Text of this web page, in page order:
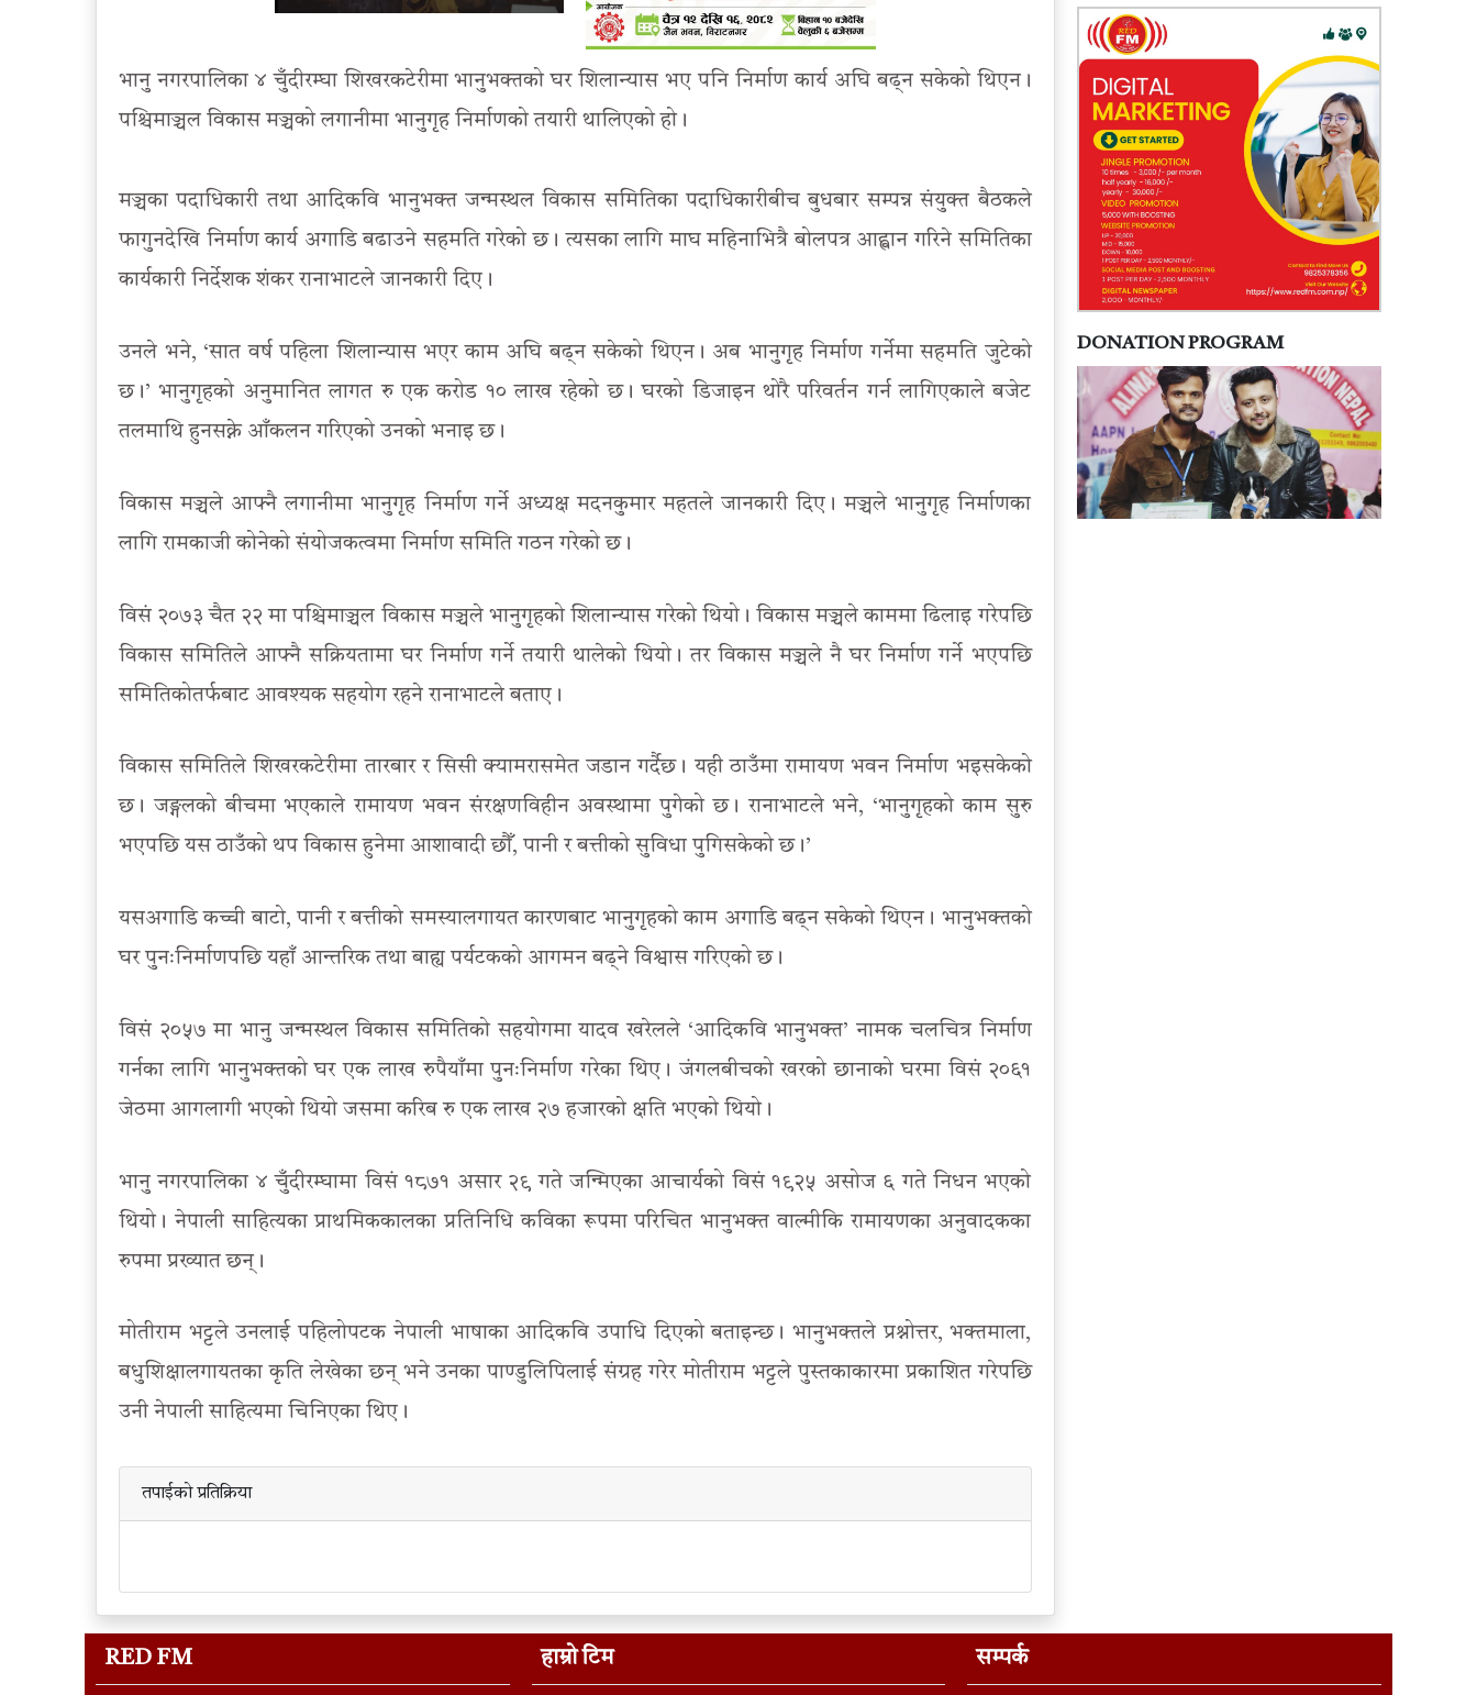
भानु नगरपालिका ४ चुँदीरम्घा शिखरकटेरीमा भानुभक्तको घर शिलान्यास भए पनि निर्माण कार्य अघि बढ्न सकेको थिएन।
पश्चिमाञ्चल विकास मञ्चको लगानीमा भानुगृह निर्माणको तयारी थालिएको हो।
मञ्चका पदाधिकारी तथा आदिकवि भानुभक्त जन्मस्थल विकास समितिका पदाधिकारीबीच बुधबार सम्पन्न संयुक्त बैठकले
फागुनदेखि निर्माण कार्य अगाडि बढाउने सहमति गरेको छ। त्यसका लागि माघ महिनाभित्रै बोलपत्र आह्वान गरिने समितिका
कार्यकारी निर्देशक शंकर रानाभाटले जानकारी दिए।
उनले भने, ‘सात वर्ष पहिला शिलान्यास भएर काम अघि बढ्न सकेको थिएन। अब भानुगृह निर्माण गर्नेमा सहमति जुटेको
छ।’ भानुगृहको अनुमानित लागत रु एक करोड १० लाख रहेको छ। घरको डिजाइन थोरै परिवर्तन गर्न लागिएकाले बजेट
तलमाथि हुनसक्ने आँकलन गरिएको उनको भनाइ छ।
विकास मञ्चले आफ्नै लगानीमा भानुगृह निर्माण गर्ने अध्यक्ष मदनकुमार महतले जानकारी दिए। मञ्चले भानुगृह निर्माणका
लागि रामकाजी कोनेको संयोजकत्वमा निर्माण समिति गठन गरेको छ।
विसं २०७३ चैत २२ मा पश्चिमाञ्चल विकास मञ्चले भानुगृहको शिलान्यास गरेको थियो। विकास मञ्चले काममा ढिलाइ गरेपछि
विकास समितिले आफ्नै सक्रियतामा घर निर्माण गर्ने तयारी थालेको थियो। तर विकास मञ्चले नै घर निर्माण गर्ने भएपछि
समितिकोतर्फबाट आवश्यक सहयोग रहने रानाभाटले बताए।
विकास समितिले शिखरकटेरीमा तारबार र सिसी क्यामरासमेत जडान गर्दैछ। यही ठाउँमा रामायण भवन निर्माण भइसकेको
छ। जङ्गलको बीचमा भएकाले रामायण भवन संरक्षणविहीन अवस्थामा पुगेको छ। रानाभाटले भने, ‘भानुगृहको काम सुरु
भएपछि यस ठाउँको थप विकास हुनेमा आशावादी छौँ, पानी र बत्तीको सुविधा पुगिसकेको छ।’
यसअगाडि कच्ची बाटो, पानी र बत्तीको समस्यालगायत कारणबाट भानुगृहको काम अगाडि बढ्न सकेको थिएन। भानुभक्तको
घर पुनःनिर्माणपछि यहाँ आन्तरिक तथा बाह्य पर्यटकको आगमन बढ्ने विश्वास गरिएको छ।
विसं २०५७ मा भानु जन्मस्थल विकास समितिको सहयोगमा यादव खरेलले ‘आदिकवि भानुभक्त’ नामक चलचित्र निर्माण
गर्नका लागि भानुभक्तको घर एक लाख रुपैयाँमा पुनःनिर्माण गरेका थिए। जंगलबीचको खरको छानाको घरमा विसं २०६१
जेठमा आगलागी भएको थियो जसमा करिब रु एक लाख २७ हजारको क्षति भएको थियो।
भानु नगरपालिका ४ चुँदीरम्घामा विसं १८७१ असार २९ गते जन्मिएका आचार्यको विसं १९२५ असोज ६ गते निधन भएको
थियो। नेपाली साहित्यका प्राथमिककालका प्रतिनिधि कविका रूपमा परिचित भानुभक्त वाल्मीकि रामायणका अनुवादकका
रुपमा प्रख्यात छन्।
मोतीराम भट्टले उनलाई पहिलोपटक नेपाली भाषाका आदिकवि उपाधि दिएको बताइन्छ। भानुभक्तले प्रश्नोत्तर, भक्तमाला,
बधुशिक्षालगायतका कृति लेखेका छन् भने उनका पाण्डुलिपिलाई संग्रह गरेर मोतीराम भट्टले पुस्तकाकारमा प्रकाशित गरेपछि
उनी नेपाली साहित्यमा चिनिएका थिए।
तपाईको प्रतिक्रिया
DONATION PROGRAM
RED FM हाम्रो टिम सम्पर्क